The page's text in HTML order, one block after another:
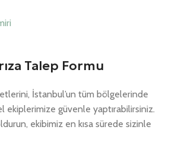
Talep Formu
İstanbul’un tüm bölgelerinde
ekiplerimize güvenle yaptırabilirsiniz.
ekibimiz en kısa sürede sizinle